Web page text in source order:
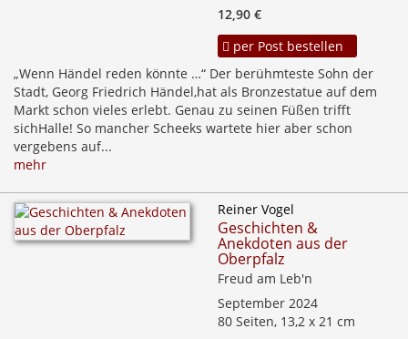
12,90 €
per Post bestellen
„Wenn Händel reden könnte …“ Der berühmteste Sohn der
Stadt, Georg Friedrich Händel,hat als Bronzestatue auf dem
Markt schon vieles erlebt. Genau zu seinen Füßen trifft
sichHalle! So mancher Scheeks wartete hier aber schon
vergebens auf...
mehr
Reiner Vogel
Geschichten &
Anekdoten aus der
Oberpfalz
Freud am Leb'n
September 2024
80 Seiten, 13,2 x 21 cm